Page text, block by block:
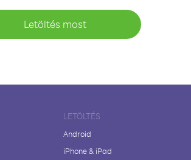
Letöltés most
LETÖLTÉS
Android
iPhone & iPad